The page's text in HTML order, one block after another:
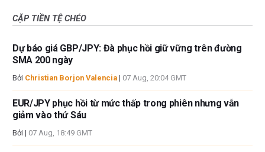
CẶP TIỀN TỆ CHÉO
Dự báo giá GBP/JPY: Đà phục hồi giữ vững trên đường
SMA 200 ngày
Bởi Christian Borjon Valencia | 07 Aug, 20:04 GMT
EUR/JPY phục hồi từ mức thấp trong phiên nhưng vẫn
giảm vào thứ Sáu
Bởi | 07 Aug, 18:49 GMT